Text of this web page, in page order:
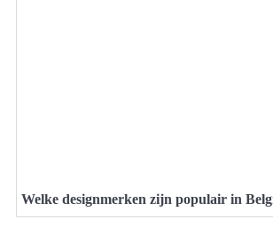
Welke designmerken zijn populair in